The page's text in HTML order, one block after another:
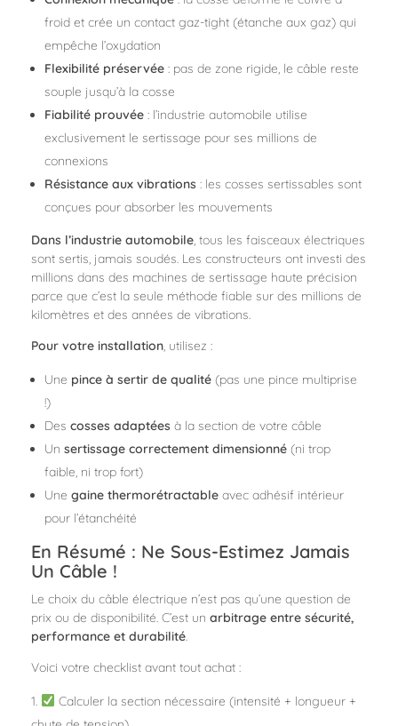
froid et crée un contact gaz-tight (étanche aux gaz) qui
empêche l’oxydation
Flexibilité préservée : pas de zone rigide, le câble reste
souple jusqu’à la cosse
Fiabilité prouvée : l’industrie automobile utilise
exclusivement le sertissage pour ses millions de
connexions
Résistance aux vibrations : les cosses sertissables sont
conçues pour absorber les mouvements
Dans l’industrie automobile, tous les faisceaux électriques
sont sertis, jamais soudés. Les constructeurs ont investi des
millions dans des machines de sertissage haute précision
parce que c’est la seule méthode fiable sur des millions de
kilomètres et des années de vibrations.
Pour votre installation, utilisez :
Une pince à sertir de qualité (pas une pince multiprise
!)
Descosses adaptées à la section de votre câble
Unsertissage correctement dimensionné (ni trop
faible, ni trop fort)
Unegaine thermorétractable avec adhésif intérieur
pour l’étanchéité
En Résumé : Ne Sous-Estimez Jamais
Un Câble !
Le choix du câble électrique n’est pas qu’une question de
prix ou de disponibilité. C’est un arbitrage entre sécurité,
performance et durabilité.
Voici votre checklist avant tout achat :
Calculer la section nécessaire (intensité + longueur +